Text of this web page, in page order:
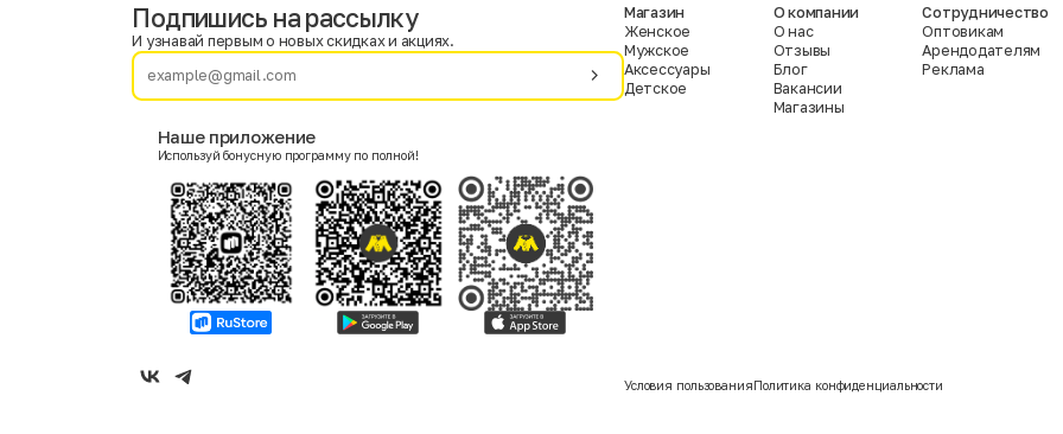
Фамилия
Женский
Согласие на получение чеков по электронной почте
Подпишись на рассылку
И узнавай первым о новых скидках и акциях.
Наше приложение
Используй бонусную программу по полной!
Магазин
Женское
Мужское
Аксессуары
Детское
О компании
О нас
Отзывы
Блог
Вакансии
Магазины
Сотрудничество
Оптовикам
Арендодателям
Реклама
Условия пользования Политика конфиденциальности